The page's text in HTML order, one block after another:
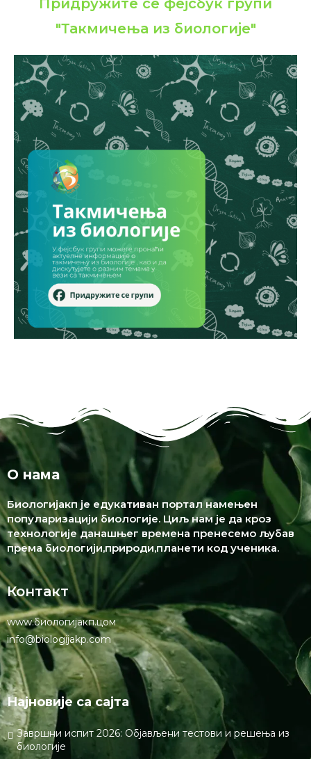
Придружите се фејсбук групи
"Такмичења из биологије"
О нама
Биологијакп је едукативан портал намењен
популаризацији биологије. Циљ нам је да кроз
технологије данашњег времена пренесемо љубав
према биологији,природи,планети код ученика.
Контакт
www.биологијакп.цом
info@biologijakp.com
Најновије са сајта
Завршни испит 2026: Објављени тестови и решења из
биологије